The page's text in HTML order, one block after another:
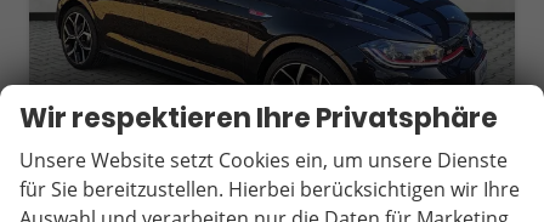
Wir respektieren Ihre Privatsphäre
Unsere Website setzt Cookies ein, um unsere Dienste
für Sie bereitzustellen. Hierbei berücksichtigen wir Ihre